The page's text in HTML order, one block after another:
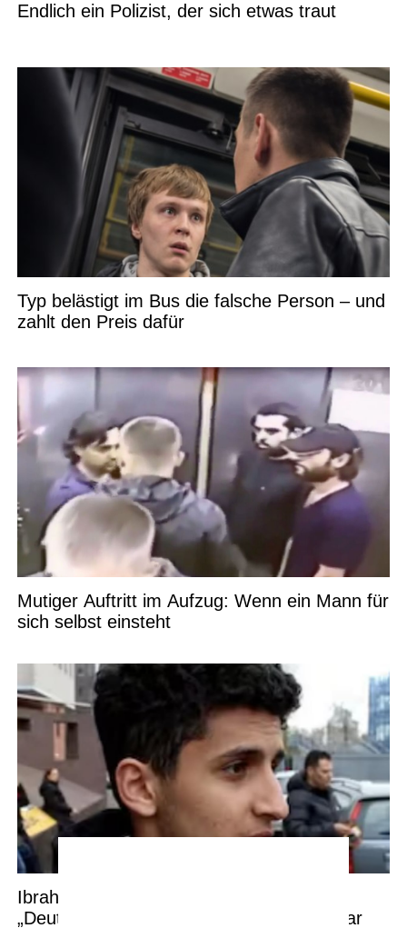
Endlich ein Polizist, der sich etwas traut
Typ belästigt im Bus die falsche Person – und
zahlt den Preis dafür
Mutiger Auftritt im Aufzug: Wenn ein Mann für
sich selbst einsteht
Ibrahim will zurück nach Marokko:
„Deutschland hat mich enttäuscht – es war